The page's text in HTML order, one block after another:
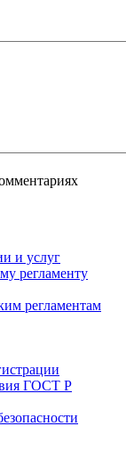
и услуг
регламенту
регламентам
ГОСТ Р